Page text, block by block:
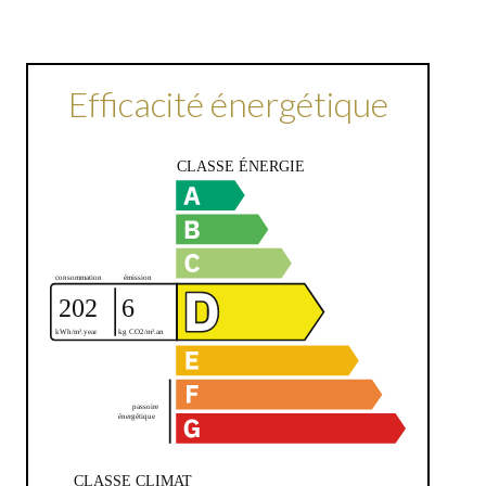
Efficacité énergétique